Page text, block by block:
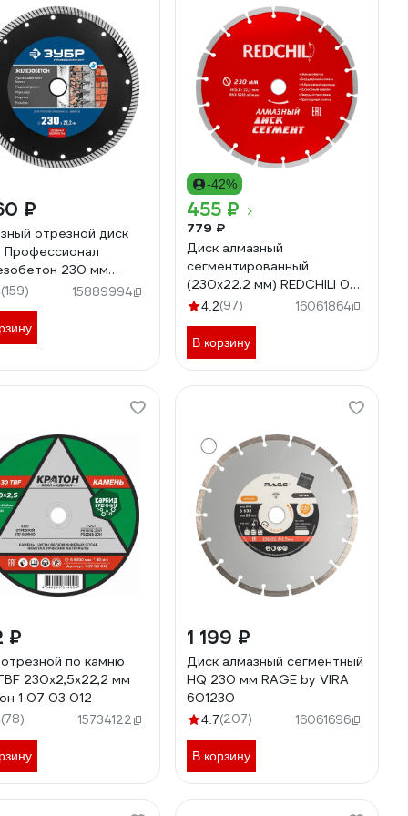
₽
отрезной диск
Профессионал
230 мм
230
(159) 15889994
-42%
455 ₽
779 ₽
Диск алмазный
сегментированный
(230х22.2 мм) REDCHILI 07-
07-07-4
4.2(97) 16061864
В корзину
₽
по камню
230х2,5х22,2 мм
1 07 03 012
(78) 15734122
1 199 ₽
Диск алмазный сегментный
HQ 230 мм RAGE by VIRA
601230
4.7(207) 16061696
В корзину